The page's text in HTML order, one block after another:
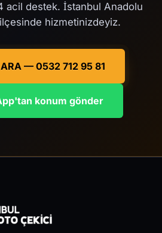
acil destek. İstanbul Anadolu
ilçesinde hizmetinizdeyiz.
— 0532 712 95 81
konum gönder